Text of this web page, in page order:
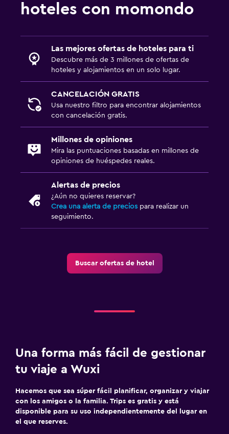
hoteles con momondo
Las mejores ofertas de hoteles para ti
Descubre más de 3 millones de ofertas de
hoteles y alojamientos en un solo lugar.
CANCELACIÓN GRATIS
Usa nuestro filtro para encontrar alojamientos
con cancelación gratis.
Millones de opiniones
Mira las puntuaciones basadas en millones de
opiniones de huéspedes reales.
Alertas de precios
¿Aún no quieres reservar?
Crea una alerta de precios para realizar un
seguimiento.
Buscar ofertas de hotel
Una forma más fácil de gestionar
tu viaje a Wuxi
Hacemos que sea súper fácil planificar, organizar y viajar
con los amigos o la familia. Trips es gratis y está
disponible para su uso independientemente del lugar en
el que reserves.